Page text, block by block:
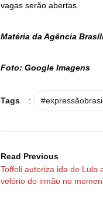
vagas serão abertas.
Matéria da Agência
Foto: Google Imagens
Tags :
Read Previous
Toffoli autoriza ida de Lula
velório do irmão no